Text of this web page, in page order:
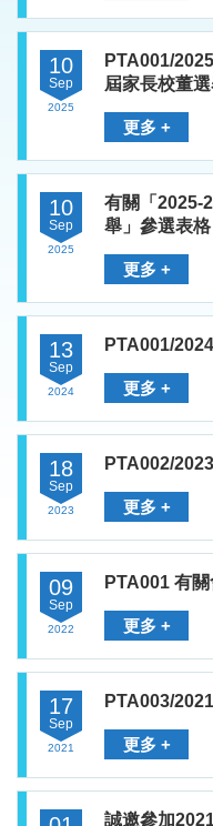
10
Sep
2025
PTA001/
屆家長校董
更多 +
10
Sep
2025
有關「2025-
舉」參選表格
更多 +
13
Sep
2024
PTA001/
更多 +
18
Sep
2023
PTA002/
更多 +
09
Sep
2022
PTA001 有
更多 +
17
Sep
2021
PTA003/
更多 +
誠邀參加